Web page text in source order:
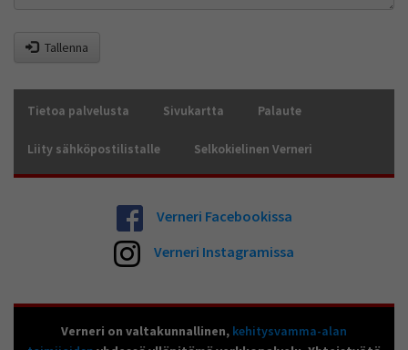
Tallenna
Tietoa palvelusta Sivukartta Palaute
Liity sähköpostilistalle Selkokielinen Verneri
Verneri Facebookissa
Verneri Instagramissa
Verneri on valtakunnallinen, kehitysvamma-alan